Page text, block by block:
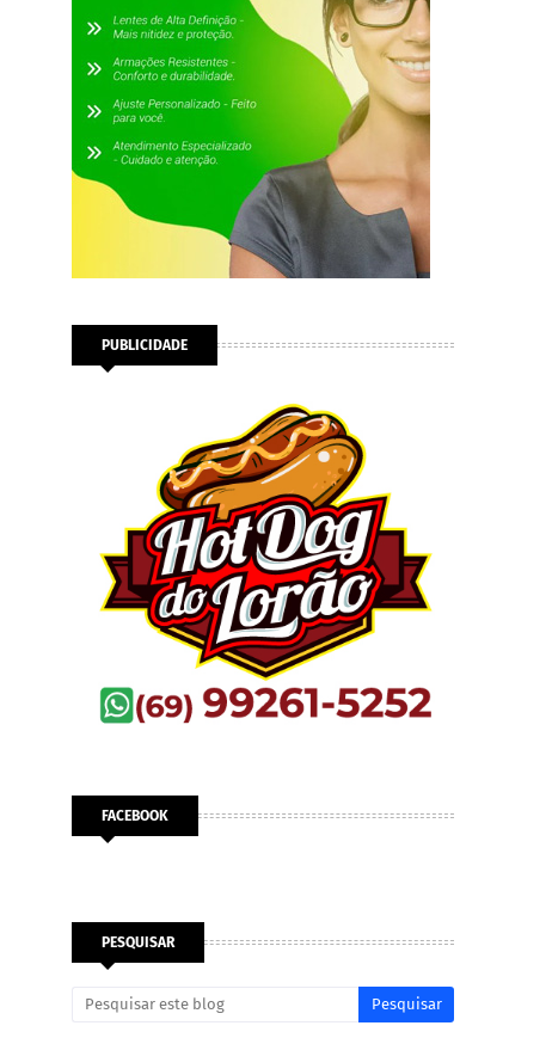
PUBLICIDADE
FACEBOOK
PESQUISAR